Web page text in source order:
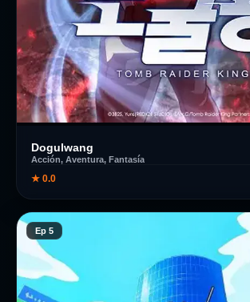
Dogulwang
Acción, Aventura, Fantasía
★ 0.0
Ep 5